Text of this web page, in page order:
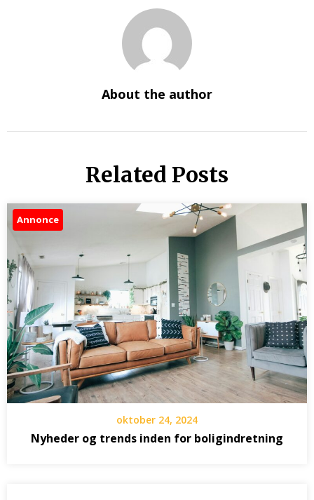
About the author
Related Posts
Annonce
oktober 24, 2024
Nyheder og trends inden for boligindretning